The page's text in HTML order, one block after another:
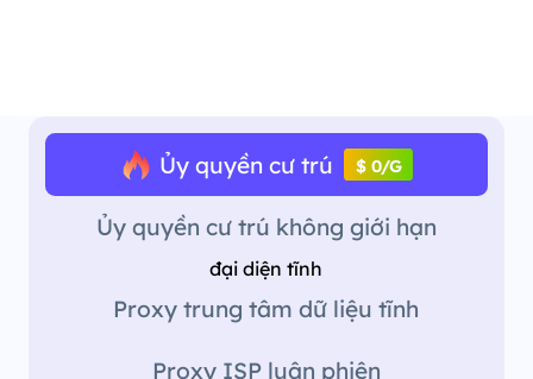
Ủy quyền cư trú $ 0/G
Ủy quyền cư trú không giới hạn
đại diện tĩnh
Proxy trung tâm dữ liệu tĩnh
Proxy ISP luân phiên